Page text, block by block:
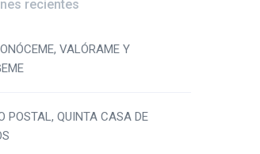
recientes
VALÓRAME Y
POSTAL, QUINTA CASA DE